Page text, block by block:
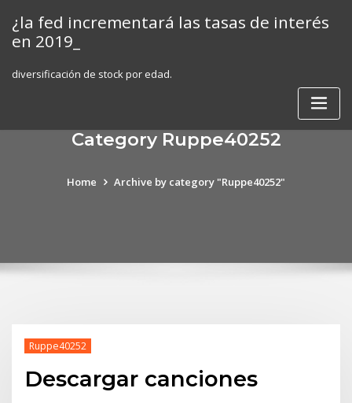
content
¿la fed incrementará las tasas de interés
en 2019_
diversificación de stock por edad.
Category Ruppe40252
Home Archive by category "Ruppe40252"
Ruppe40252
Descargar canciones